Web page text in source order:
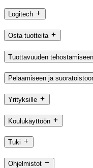
Logitech
Osta tuotteita
Tuottavuuden tehostamiseen
Pelaamiseen ja
Yrityksille
Koulukäyttöön
Tuki
Ohjelmistot